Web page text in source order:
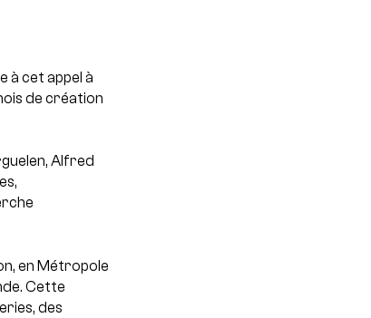
à cet appel à
de création
Alfred
en Métropole
Cette
des